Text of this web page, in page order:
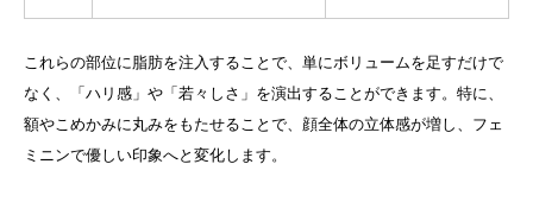
これらの部位に脂肪を注入することで、単にボリュームを足すだけで
なく、「ハリ感」や「若々しさ」を演出することができます。特に、
額やこめかみに丸みをもたせることで、顔全体の立体感が増し、フェ
ミニンで優しい印象へと変化します。